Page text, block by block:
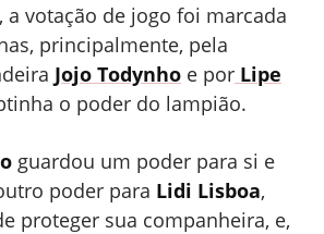
a votação de jogo foi marcada
principalmente, pela
Jojo Todynho e por Lipe
o poder do lampião.
guardou um poder para si e
poder para Lidi Lisboa,
proteger sua companheira, e,